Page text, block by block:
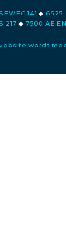
141◆ 6525
217◆ 7500 AE
wordt